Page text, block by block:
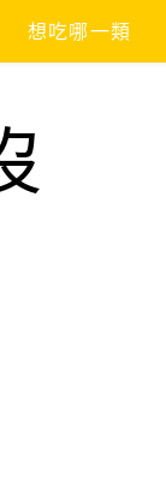
想吃哪一類